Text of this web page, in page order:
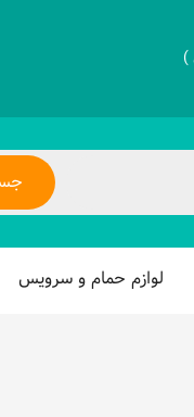
لوازم حمام و سرویس